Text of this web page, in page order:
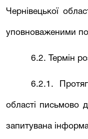
Чернівецької
уповноваженими
6.2. Термін
6.2.1.
області письмово
запитувана